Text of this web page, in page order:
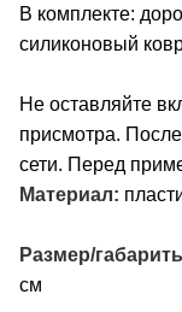
В комплекте:
силиконовый
Не оставляйте
присмотра.
сети. Перед
Материал:
Размер/
см